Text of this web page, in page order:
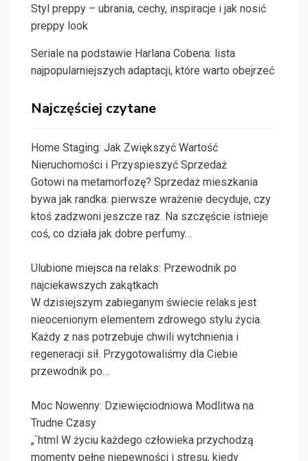
Styl preppy – ubrania, cechy, inspiracje i jak nosić
preppy look
Seriale na podstawie Harlana Cobena: lista
najpopularniejszych adaptacji, które warto obejrzeć
Najczęściej czytane
Home Staging: Jak Zwiększyć Wartość
Nieruchomości i Przyspieszyć Sprzedaż
Gotowi na metamorfozę? Sprzedaż mieszkania
bywa jak randka: pierwsze wrażenie decyduje, czy
ktoś zadzwoni jeszcze raz. Na szczęście istnieje
coś, co działa jak dobre perfumy…
Ulubione miejsca na relaks: Przewodnik po
najciekawszych zakątkach
W dzisiejszym zabieganym świecie relaks jest
nieocenionym elementem zdrowego stylu życia.
Każdy z nas potrzebuje chwili wytchnienia i
regeneracji sił. Przygotowaliśmy dla Ciebie
przewodnik po…
Moc Nowenny: Dziewięciodniowa Modlitwa na
Trudne Czasy
„`html W życiu każdego człowieka przychodzą
momenty pełne niepewności i stresu, kiedy